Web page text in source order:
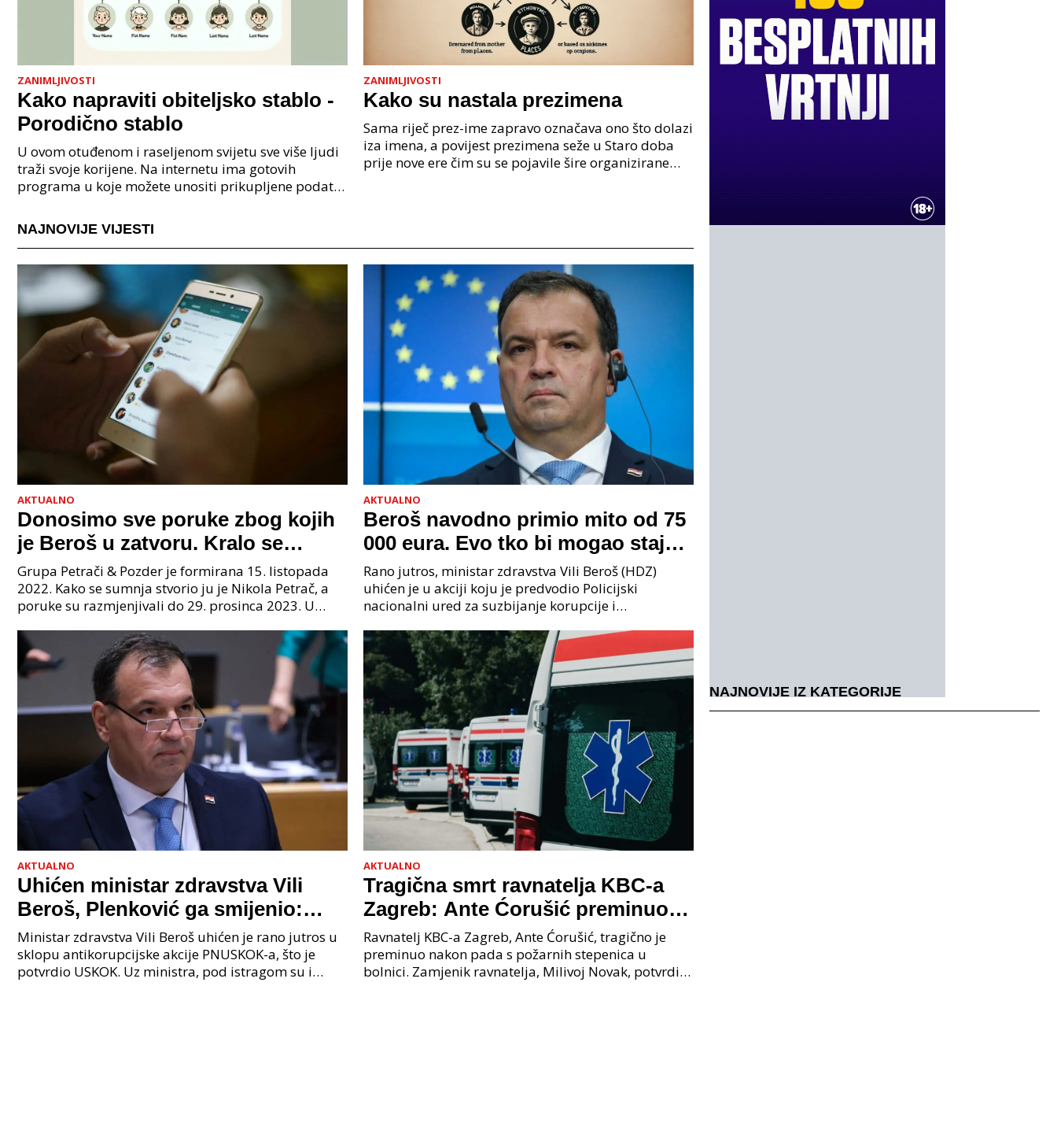
ZANIMLJIVOSTI
Kako napraviti obiteljsko stablo -
Porodično stablo
U ovom otuđenom i raseljenom svijetu sve više ljudi
traži svoje korijene. Na internetu ima gotovih
programa u koje možete unositi prikupljene podatke
ZANIMLJIVOSTI
Kako su nastala prezimena
Sama riječ prez-ime zapravo označava ono što dolazi
iza imena, a povijest prezimena seže u Staro doba
prije nove ere čim su se pojavile šire organizirane
NAJNOVIJE VIJESTI
AKTUALNO
Donosimo sve poruke zbog kojih
je Beroš u zatvoru. Kralo se
godinama. Tko će iz vlade biti
sljedeći uhićen?
Grupa Petrači & Pozder je formirana 15. listopada
2022. Kako se sumnja stvorio ju je Nikola Petrač, a
poruke su razmjenjivali do 29. prosinca 2023. U
AKTUALNO
Beroš navodno primio mito od 75
000 eura. Evo tko bi mogao stajati
na čelu zločinačkog udruženja
Rano jutros, ministar zdravstva Vili Beroš (HDZ)
uhićen je u akciji koju je predvodio Policijski
nacionalni ured za suzbijanje korupcije i
priopćenju USKOK
AKTUALNO
Uhićen ministar zdravstva Vili
Beroš, Plenković ga smijenio:
Istraga USKOK-a zbog korupcije
Ministar zdravstva Vili Beroš uhićen je rano jutros u
sklopu antikorupcijske akcije PNUSKOK-a, što je
potvrdio USKOK. Uz ministra, pod istragom su i
AKTUALNO
Tragična smrt ravnatelja KBC-a
Zagreb: Ante Ćorušić preminuo
nakon pada u bolnici, policija na
mjestu događaja
Ravnatelj KBC-a Zagreb, Ante Ćorušić, tragično je
preminuo nakon pada s požarnih stepenica u
bolnici. Zamjenik ravnatelja, Milivoj Novak, potvrdio
NAJNOVIJE IZ KATEGORIJE